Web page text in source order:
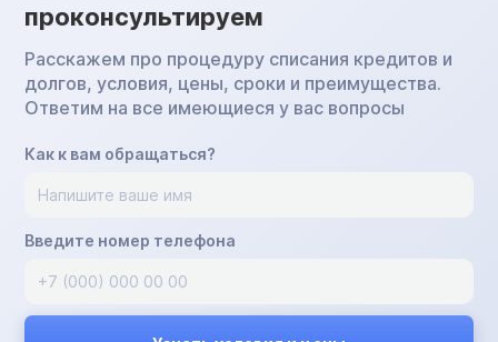
проконсультируем
Расскажем про процедуру списания кредитов и
долгов, условия, цены, сроки и преимущества.
Ответим на все имеющиеся у вас вопросы
Как к вам обращаться?
Введите номер телефона